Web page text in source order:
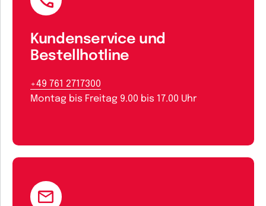
Kundenservice und
Bestellhotline
+49 761 2717300
Montag bis Freitag 9.00 bis 17.00 Uhr